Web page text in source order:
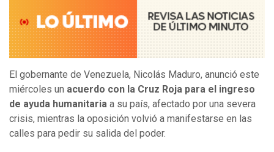
El gobernante de Venezuela, Nicolás Maduro, anunció este
miércoles un acuerdo con la Cruz Roja para el ingreso
de ayuda humanitaria a su país, afectado por una severa
crisis, mientras la oposición volvió a manifestarse en las
calles para pedir su salida del poder.